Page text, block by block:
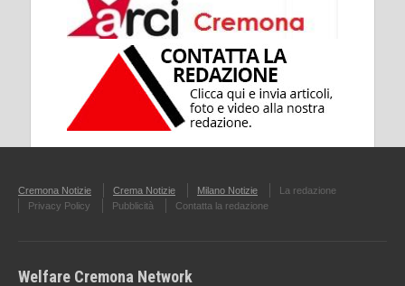
Cremona Notizie Crema Notizie Milano Notizie
La redazione
Privacy Policy
Pubblicità Contatta la redazione
Welfare Cremona Network